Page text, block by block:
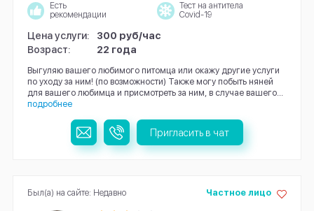
Есть
рекомендации
Тест на антитела
Covid-19
Цена услуги:
300 руб/час
Возраст:
22 года
Выгуляю вашего любимого питомца или окажу другие услуги
по уходу за ним! (по возможности) Также могу побыть няней
для вашего любимца и присмотреть за ним, в случае вашего...
подробнее
Пригласить в чат
Частное лицо
Был(а) на сайте: Недавно